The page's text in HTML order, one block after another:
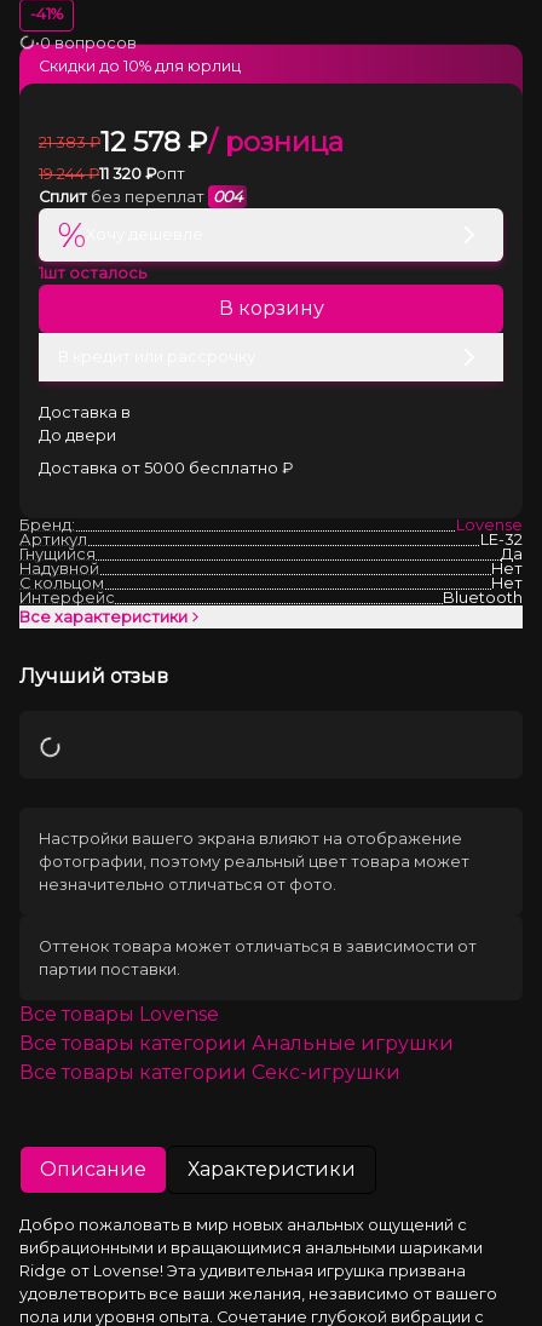
-41%
Загрузка
•0 вопросов
21 383 ₽12 578 ₽/ розница
19 244 ₽11 320 ₽опт
Сплит без переплат 004
%
1шт осталось
В корзину
Доставка в
До двери
Доставка от 5000 бесплатно ₽
Скидки до 10% для юрлиц
Бренд:
Lovense
Артикул
LE-32
Гнущийся
Да
Надувной
Нет
С кольцом
Нет
Интерфейс
Bluetooth
Все характеристики
Лучший отзыв
Загрузка
Настройки вашего экрана влияют на отображение
фотографии, поэтому реальный цвет товара может
незначительно отличаться от фото.
Оттенок товара может отличаться в зависимости от
партии поставки.
Все товары Lovense
Все товары категории Анальные игрушки
Все товары категории Секс-игрушки
Описание Характеристики
Добро пожаловать в мир новых анальных ощущений с
вибрационными и вращающимися анальными шариками
Ridge от Lovense! Эта удивительная игрушка призвана
удовлетворить все ваши желания, независимо от вашего
пола или уровня опыта. Сочетание глубокой вибрации с